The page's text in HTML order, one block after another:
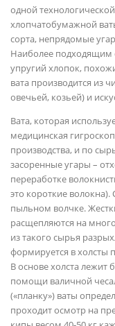
одной
хлопчатобумажной
сорта, непрядомые
Наиболее подходящим
упругий хлопок,
вата производится из
овечьей, козьей) и
Вата, которая
медицинская
производства, и по
засоренные угары –
переработке
это короткие
пыльном волчке.
расщепляются на
из такого сырья
формируется в холсты
В основе холста лежит
помощи валичной
(«планку») ваты
проходит осмотр на